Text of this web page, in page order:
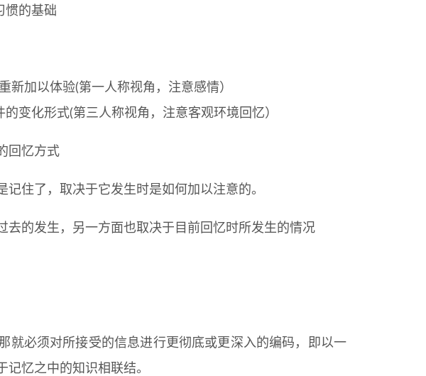
惯的基础
新加以体验(第一人称视角，注意感情）
变化形式(第三人称视角，注意客观环境回忆）
回忆方式
住了，取决于它发生时是如何加以注意的。
去的发生，另一方面也取决于目前回忆时所发生的情况
就必须对所接受的信息进行更彻底或更深入的编码，即以一
忆之中的知识相联结。